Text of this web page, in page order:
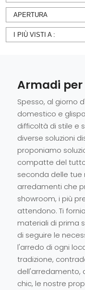
APERTURA
I PIÙ VISTI A :
Armadi
Spesso, al giorno
domestico e
difficoltà di stile e
diverse soluzioni
proponiamo
compatte del
seconda delle tue
arredamenti che
showroom, i più
attendono. Ti
materiali di prima
di seguire le
l'arredo di ogni
tradizione,
dell'arredamento,
chic, le nostre